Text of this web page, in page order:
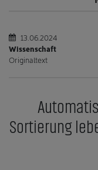
13.06.2024
Wissenschaft
Originaltext
Sortierung